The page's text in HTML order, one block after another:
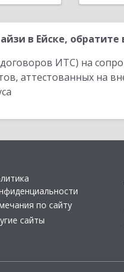
в Ейске, обратите
ИТС) на
аттестованных на
по сайту
сайты